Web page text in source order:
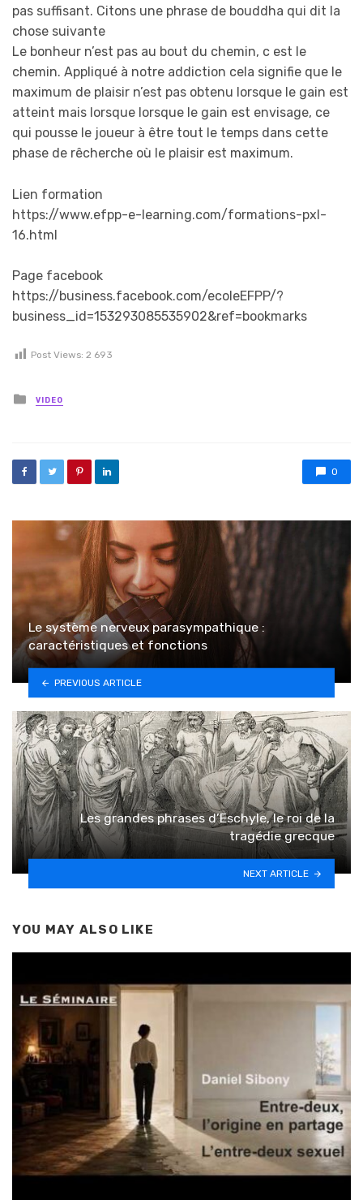
pas suffisant. Citons une phrase de bouddha qui dit la
chose suivante
Le bonheur n’est pas au bout du chemin, c est le
chemin. Appliqué à notre addiction cela signifie que le
maximum de plaisir n’est pas obtenu lorsque le gain est
atteint mais lorsque lorsque le gain est envisage, ce
qui pousse le joueur à être tout le temps dans cette
phase de rêcherche où le plaisir est maximum.
Lien formation
https://www.efpp-e-learning.com/formations-pxl-
16.html
Page facebook
https://business.facebook.com/ecoleEFPP/?
business_id=153293085535902&ref=bookmarks
Post Views: 2 693
Posted in
VIDEO
0
Le système nerveux parasympathique :
caractéristiques et fonctions
PREVIOUS ARTICLE
Les grandes phrases d’Eschyle, le roi de la
tragédie grecque
NEXT ARTICLE
YOU MAY ALSO LIKE